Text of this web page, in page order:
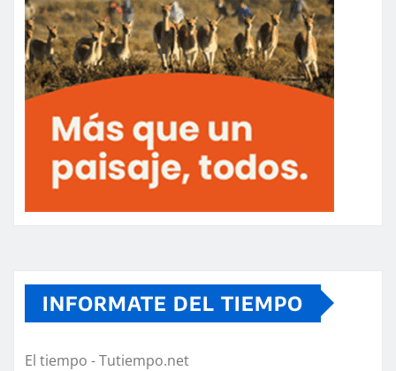
INFORMATE DEL TIEMPO
El tiempo - Tutiempo.net